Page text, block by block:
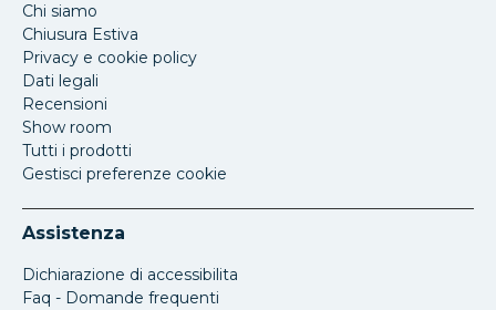
Chi siamo
Chiusura Estiva
Privacy e cookie policy
Dati legali
Recensioni
Show room
Tutti i prodotti
Gestisci preferenze cookie
Assistenza
Dichiarazione di accessibilita
Faq - Domande frequenti